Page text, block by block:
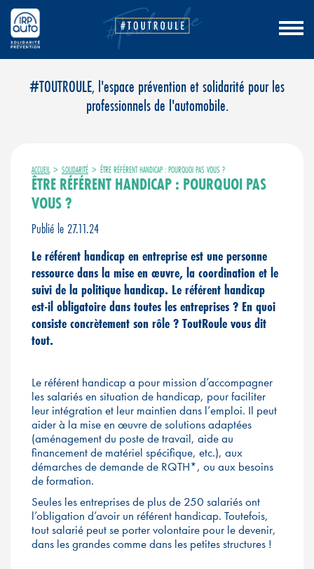
#TOUTROULE, l'espace prévention et solidarité pour les
professionnels de l'automobile.
ACCUEIL > SOLIDARITÉ > ÊTRE RÉFÉRENT HANDICAP : POURQUOI PAS VOUS ?
ÊTRE RÉFÉRENT HANDICAP : POURQUOI PAS
VOUS ?
Publié le 27.11.24
Le référent handicap en entreprise est une personne
ressource dans la mise en œuvre, la coordination et le
suivi de la politique handicap. Le référent handicap
est-il obligatoire dans toutes les entreprises ? En quoi
consiste concrètement son rôle ? ToutRoule vous dit
tout.
Le référent handicap a pour mission d’accompagner
les salariés en situation de handicap, pour faciliter
leur intégration et leur maintien dans l’emploi. Il peut
aider à la mise en œuvre de solutions adaptées
(aménagement du poste de travail, aide au
financement de matériel spécifique, etc.), aux
démarches de demande de RQTH*, ou aux besoins
de formation.
Seules les entreprises de plus de 250 salariés ont
l’obligation d’avoir un référent handicap. Toutefois,
tout salarié peut se porter volontaire pour le devenir,
dans les grandes comme dans les petites structures !